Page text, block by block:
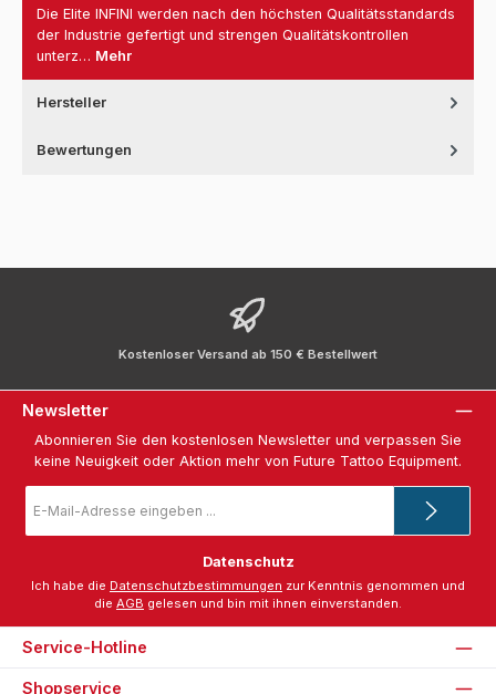
Die Elite INFINI werden nach den höchsten Qualitätsstandards
der Industrie gefertigt und strengen Qualitätskontrollen
unterz… Mehr
Hersteller
Bewertungen
Kostenloser Versand ab 150 € Bestellwert
Newsletter
Abonnieren Sie den kostenlosen Newsletter und verpassen Sie
keine Neuigkeit oder Aktion mehr von Future Tattoo Equipment.
Mail-
*
Datenschutz
Ich habe die Datenschutzbestimmungen zur Kenntnis genommen und
die AGB gelesen und bin mit ihnen einverstanden.
Service-Hotline
Shopservice